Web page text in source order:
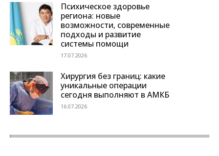
Психическое здоровье
региона: новые
возможности, современные
подходы и развитие
системы помощи
17.07.2026
Хирургия без границ: какие
уникальные операции
сегодня выполняют в АМКБ
16.07.2026